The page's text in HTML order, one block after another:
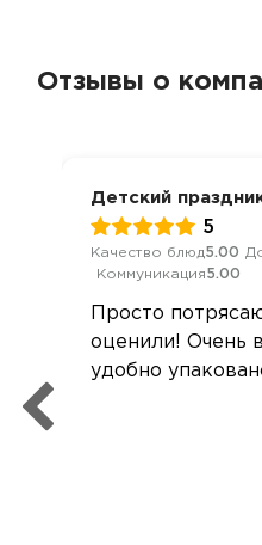
Отзывы о
Детский
5
Качество блюд5.00
Коммуникация5.00
Просто
оценили! Очень
удобно